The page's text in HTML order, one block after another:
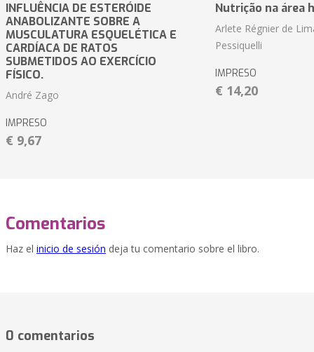
INFLUÊNCIA DE ESTERÓIDE
ANABOLIZANTE SOBRE A
MUSCULATURA ESQUELÉTICA E
CARDÍACA DE RATOS
SUBMETIDOS AO EXERCÍCIO
FÍSICO.
André Zago
IMPRESO
€ 9,67
Nutrição na área
Arlete Régnier de
Pessiquelli
IMPRESO
€ 14,20
Comentarios
Haz el inicio de sesión deja tu comentario sobre el libro.
0 comentarios